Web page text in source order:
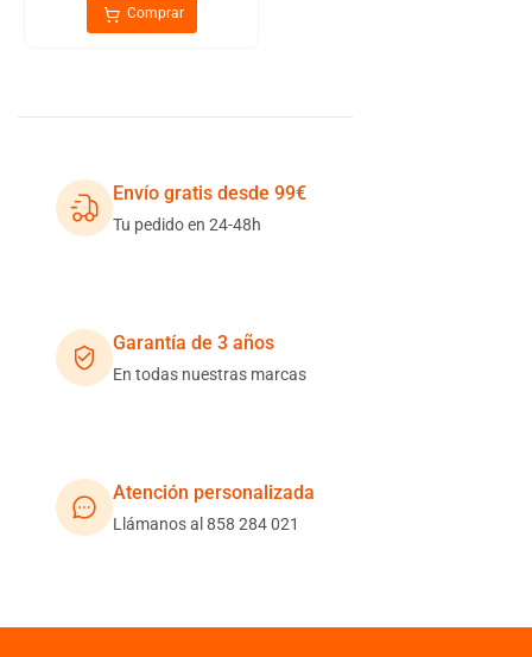
Comprar
Envío gratis desde 99€
Tu pedido en 24-48h
Garantía de 3 años
En todas nuestras marcas
Atención personalizada
Llámanos al 858 284 021